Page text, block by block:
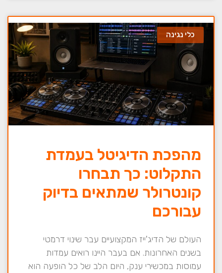
כלי נגינה
מהפכת הדיגיטל בעמדת
התקלוט: כך תבחרו
קונטרולר שמתאים בדיוק
עבורכם
העולם של הדיג'ייז המקצועיים עבר שינוי דרמטי
בשנים האחרונות. אם בעבר היינו רואים עמדות
עמוסות במכשירי ענק, היום הלב של כל הופעה הוא